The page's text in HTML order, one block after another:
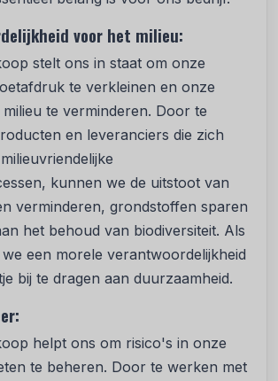
voor het milieu:
stelt ons in staat om onze
te verkleinen en onze
te verminderen. Door te
en leveranciers die zich
kunnen we de uitstoot van
verminderen, grondstoffen sparen
het behoud van biodiversiteit. Als
een morele verantwoordelijkheid
bij te dragen aan duurzaamheid.
helpt ons om risico's in onze
te beheren. Door te werken met